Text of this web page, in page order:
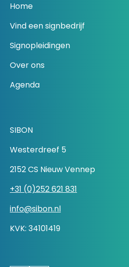
Home
Vind een signbedrijf
Signopleidingen
Over ons
Agenda
SIBON
Westerdreef 5
2152 CS Nieuw Vennep
+31 (0)252 621 831
info@sibon.nl
KVK: 34101419